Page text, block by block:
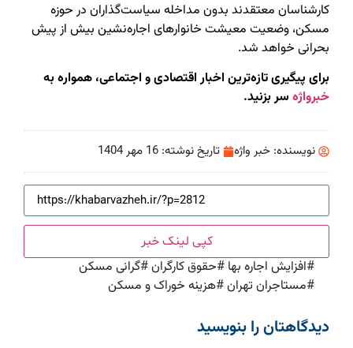
کارشناسان معتقدند بدون مداخله سیاست‌گذاران در حوزه
مسکن، وضعیت معیشت خانوارهای اجاره‌نشین بیش از پیش
بحرانی خواهد شد.
برای پیگیری تازه‌ترین اخبار اقتصادی و اجتماعی، همواره به
خبرواژه سر بزنید.
نویسنده: خبر واژه تاریخ نوشته: 16 مهر 1404
کپی لینک خبر
#افزایش اجاره بها #حقوق کارگران#گرانی مسکن
#مستاجران تهران#هزینه خوراک و مسکن
دیدگاهتان را بنویسید